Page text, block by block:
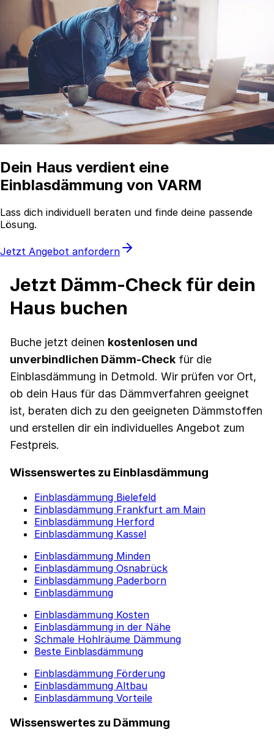
Dein Haus verdient eine
Einblasdämmung von VARM
Lass dich individuell beraten und finde deine passende
Lösung.
Jetzt Angebot anfordern
Jetzt Dämm-Check für dein
Haus buchen
Buche jetzt deinen kostenlosen und
unverbindlichen Dämm-Check für die
Einblasdämmung in Detmold. Wir prüfen vor Ort,
ob dein Haus für das Dämmverfahren geeignet
ist, beraten dich zu den geeigneten Dämmstoffen
und erstellen dir ein individuelles Angebot zum
Festpreis.
Wissenswertes zu Einblasdämmung
Einblasdämmung Bielefeld
Einblasdämmung Frankfurt am Main
Einblasdämmung Herford
Einblasdämmung Kassel
Einblasdämmung Minden
Einblasdämmung Osnabrück
Einblasdämmung Paderborn
Einblasdämmung
Einblasdämmung Kosten
Einblasdämmung in der Nähe
Schmale Hohlräume Dämmung
Beste Einblasdämmung
Einblasdämmung Förderung
Einblasdämmung Altbau
Einblasdämmung Vorteile
Wissenswertes zu Dämmung